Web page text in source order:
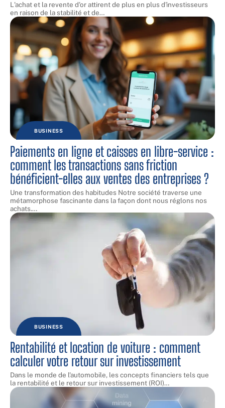
L'achat et la revente d'or attirent de plus en plus d'investisseurs
en raison de la stabilité et de…
BUSINESS
Paiements en ligne et caisses en libre-service :
comment les transactions sans friction
bénéficient-elles aux ventes des entreprises ?
Une transformation des habitudes Notre société traverse une
métamorphose fascinante dans la façon dont nous réglons nos
achats.…
BUSINESS
Rentabilité et location de voiture : comment
calculer votre retour sur investissement
Dans le monde de l'automobile, les concepts financiers tels que
la rentabilité et le retour sur investissement (ROI)…